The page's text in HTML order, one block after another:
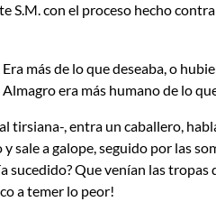
S.M. con el proceso hecho
más de lo que deseaba, o
era más humano de lo
tirsiana-, entra un caballero,
sale a galope, seguido por las
sucedido? Que venían las tropas
a temer lo peor!